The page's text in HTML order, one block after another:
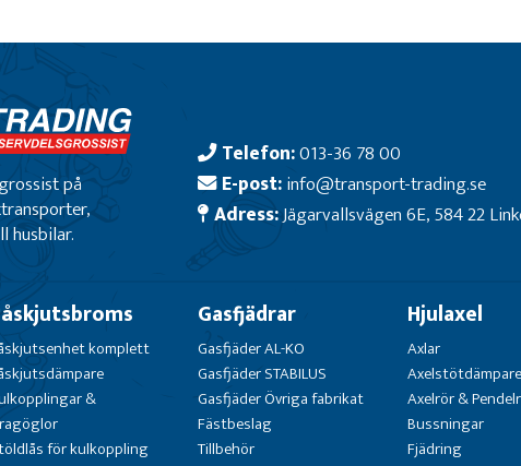
på
husbilar.
Telefon:013-36 78 00
E-post:info@transport-trading.se
Adress:Jägarvallsvägen 6E, 584 22
komplett
&
för kulkoppling
Gasfjädrar
Gasfjäder AL-KO
Gasfjäder STABILUS
Gasfjäder Övriga fabrikat
Fästbeslag
Tillbehör
Hjulaxel
Axlar
Axelrör &
Bussningar
Fjädring